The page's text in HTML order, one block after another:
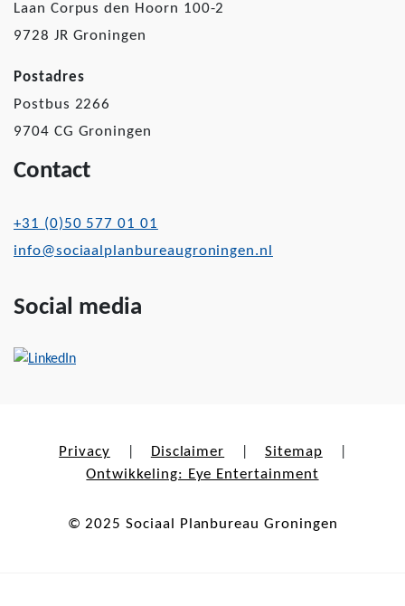
Laan Corpus den Hoorn 100-2
9728 JR Groningen
Postadres
Postbus 2266
9704 CG Groningen
Contact
+31 (0)50 577 01 01
info@sociaalplanbureaugroningen.nl
Social media
Privacy Disclaimer Sitemap
Ontwikkeling: Eye Entertainment
© 2025 Sociaal Planbureau Groningen